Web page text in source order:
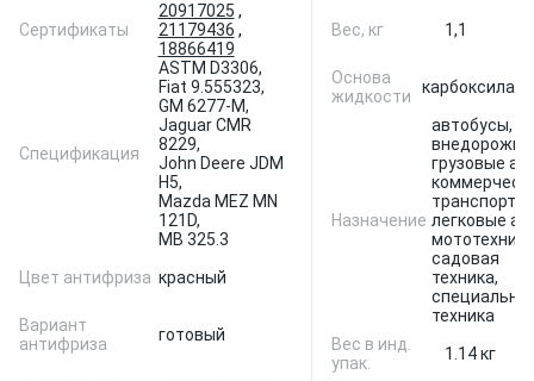
Сертификаты
20917025 ,
21179436 ,
18866419
Спецификация
ASTM D3306,
Fiat 9.555323,
GM 6277-M,
Jaguar CMR
8229,
John Deere JDM
H5,
Mazda MEZ MN
121D,
MB 325.3
Цвет антифриза красный
Вариант
антифриза
готовый
Вес, кг 1,1
Основа
жидкости
Назначение
автобусы,
грузовые
транспорт,
легковые
садовая
техника,
техника
Вес в инд.
упак.
1.14 кг